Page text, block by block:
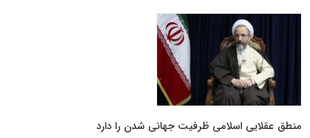
منطق عقلایی اسلامی ظرفیت جهانی شدن را دارد